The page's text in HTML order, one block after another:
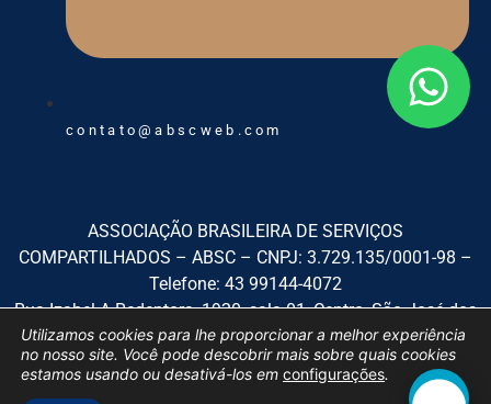
contato@abscweb.com
ASSOCIAÇÃO BRASILEIRA DE SERVIÇOS
COMPARTILHADOS – ABSC – CNPJ: 3.729.135/0001-98 –
Telefone: 43 99144-4072
Rua Izabel A Redentora, 1920, sala 01, Centro, São José dos
Pinhais/PR, CEP: 83.005-010
Utilizamos cookies para lhe proporcionar a melhor experiência
no nosso site. Você pode descobrir mais sobre quais cookies
estamos usando ou desativá-los em configurações.